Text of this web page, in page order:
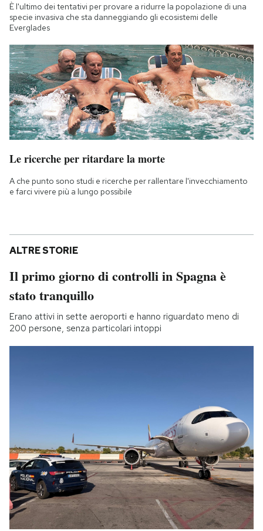
È l'ultimo dei tentativi per provare a ridurre la popolazione di una
specie invasiva che sta danneggiando gli ecosistemi delle
Everglades
Le ricerche per ritardare la morte
A che punto sono studi e ricerche per rallentare l'invecchiamento
e farci vivere più a lungo possibile
ALTRE STORIE
Il primo giorno di controlli in Spagna è
stato tranquillo
Erano attivi in sette aeroporti e hanno riguardato meno di
200 persone, senza particolari intoppi